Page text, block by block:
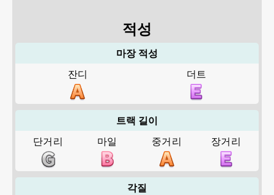
적성
마장 적성
잔디
더트
트랙 길이
단거리
마일 중거리 장거리
각질